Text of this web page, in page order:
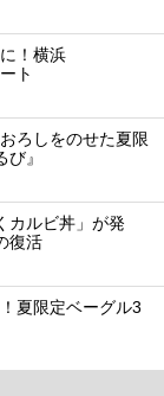
！横浜
ト
ろしをのせた夏限
』
カルビ丼」が発
復活
夏限定ベーグル3